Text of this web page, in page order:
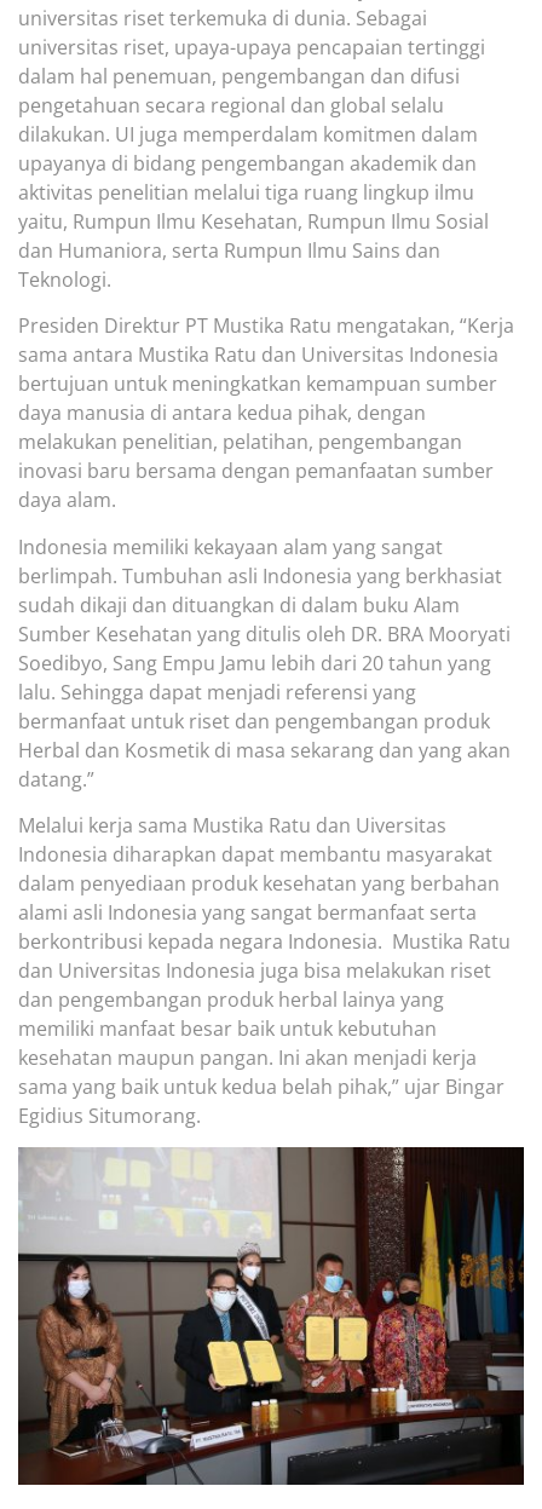
universitas riset terkemuka di dunia. Sebagai
universitas riset, upaya-upaya pencapaian tertinggi
dalam hal penemuan, pengembangan dan difusi
pengetahuan secara regional dan global selalu
dilakukan. UI juga memperdalam komitmen dalam
upayanya di bidang pengembangan akademik dan
aktivitas penelitian melalui tiga ruang lingkup ilmu
yaitu, Rumpun Ilmu Kesehatan, Rumpun Ilmu Sosial
dan Humaniora, serta Rumpun Ilmu Sains dan
Teknologi.
Presiden Direktur PT Mustika Ratu mengatakan, “Kerja
sama antara Mustika Ratu dan Universitas Indonesia
bertujuan untuk meningkatkan kemampuan sumber
daya manusia di antara kedua pihak, dengan
melakukan penelitian, pelatihan, pengembangan
inovasi baru bersama dengan pemanfaatan sumber
daya alam.
Indonesia memiliki kekayaan alam yang sangat
berlimpah. Tumbuhan asli Indonesia yang berkhasiat
sudah dikaji dan dituangkan di dalam buku Alam
Sumber Kesehatan yang ditulis oleh DR. BRA Mooryati
Soedibyo, Sang Empu Jamu lebih dari 20 tahun yang
lalu. Sehingga dapat menjadi referensi yang
bermanfaat untuk riset dan pengembangan produk
Herbal dan Kosmetik di masa sekarang dan yang akan
datang.”
Melalui kerja sama Mustika Ratu dan Uiversitas
Indonesia diharapkan dapat membantu masyarakat
dalam penyediaan produk kesehatan yang berbahan
alami asli Indonesia yang sangat bermanfaat serta
berkontribusi kepada negara Indonesia. Mustika Ratu
dan Universitas Indonesia juga bisa melakukan riset
dan pengembangan produk herbal lainya yang
memiliki manfaat besar baik untuk kebutuhan
kesehatan maupun pangan. Ini akan menjadi kerja
sama yang baik untuk kedua belah pihak,” ujar Bingar
Egidius Situmorang.